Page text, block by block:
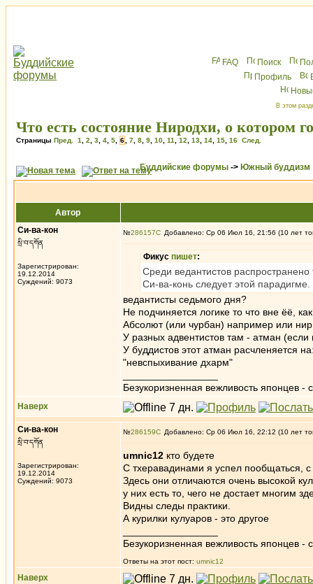
FAQ Поиск
Профиль
В этом
Что есть состояние Ниродхи, о котором
Страницы Пред. 1 2 3 4 5 6 7 8 9 10 11 12 13 14 15 16 След.
Буддийские форумы -> Южный буддизм
Автор
Си-ва-кон
སྲི་བ་དཀོན
Зарегистрирован:
19.12.2014
Суждений: 9073
№286157 Добавлено: Ср 06 Июл 16, 21:56 (10 лет
Фикус пишет:
Среди ведантистов
Си-ва-конь следует этой парадигме.
ведантисты седьмого дня?
Не подчиняется логике то что вне ёё,
Абсолют (или чурбан) например или
У разных адвентистов там - атман (если
У буддистов этот атман расчленяется
"невспыхивание дхарм"
Безукоризненная вежливость японцев -
Наверх
Си-ва-кон
སྲི་བ་དཀོན
Зарегистрирован:
19.12.2014
Суждений: 9073
№286159 Добавлено: Ср 06 Июл 16, 22:12 (10 лет
umnic12 кто будете
С тхеравадинами я успел пообщаться, с
Здесь они отличаются очень высокой
у них есть то, чего не достает многим
Видны следы практики.
А курилки кулуаров - это другое
Безукоризненная вежливость японцев -
Ответы на этот пост: umnic12
Наверх